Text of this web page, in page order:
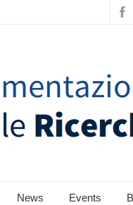
News Events